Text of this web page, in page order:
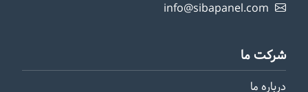
info@sibapanel.com
شرکت ما
درباره ما